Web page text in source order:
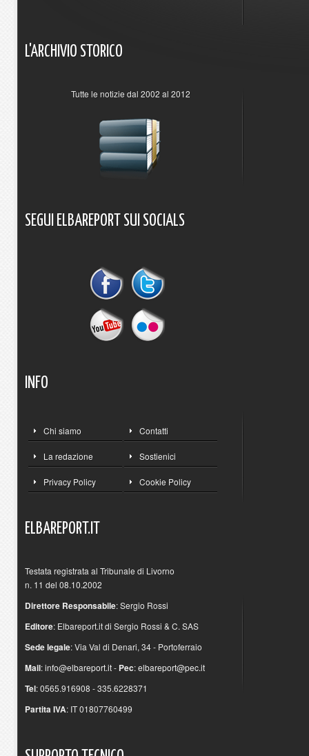
L'ARCHIVIO STORICO
Tutte le notizie dal 2002 al 2012
SEGUI ELBAREPORT SUI SOCIALS
INFO
Chi siamo Contatti
La redazione Sostienici
Privacy Policy Cookie Policy
ELBAREPORT.IT
Testata registrata al Tribunale di Livorno
n. 11 del 08.10.2002
Direttore Responsabile: Sergio Rossi
Editore: Elbareport.it di Sergio Rossi & C. SAS
Sede legale: Via Val di Denari, 34 - Portoferraio
Mail:info@elbareport.it- Pec:elbareport@pec.it
Tel: 0565.916908 - 335.6228371
Partita IVA: IT 01807760499